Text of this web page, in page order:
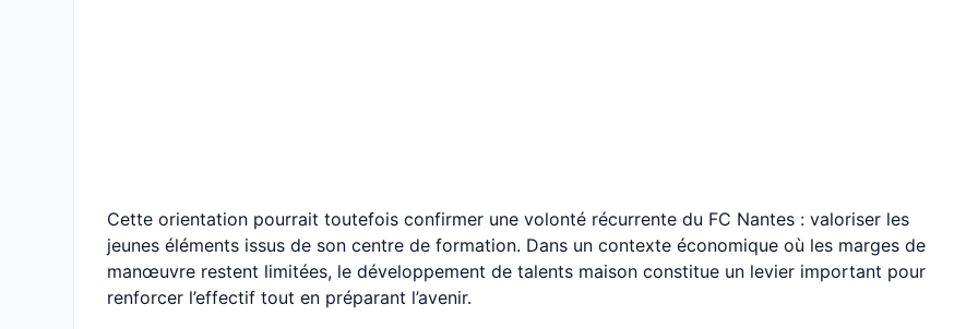
Cette orientation pourrait toutefois confirmer une volonté récurrente du FC Nantes : valoriser les
jeunes éléments issus de son centre de formation. Dans un contexte économique où les marges de
manœuvre restent limitées, le développement de talents maison constitue un levier important pour
renforcer l’effectif tout en préparant l’avenir.